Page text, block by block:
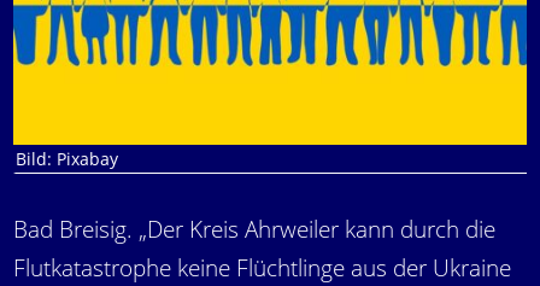
Bild: Pixabay
Bad Breisig. „Der Kreis Ahrweiler kann durch die
Flutkatastrophe keine Flüchtlinge aus der Ukraine